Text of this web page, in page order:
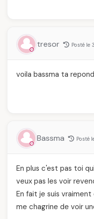
tresor Posté le
voila bassma ta
Bassma Posté
En plus c'est pas toi
veux pas les voir
En fait je suis
me chagrine de voir